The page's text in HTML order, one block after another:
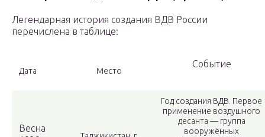
Легендарная история создания ВДВ России
перечислена в таблице:
Дата Место
Событие
Весна
Год создания ВДВ. Первое
применение воздушного
десанта — группа
вооружённых